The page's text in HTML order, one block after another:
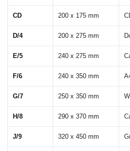
CD 200 x 175 mm
D/4 200 x 275 mm
E/5 240 x 275 mm
F/6 240 x 350 mm
G/7 250 x 350 mm
H/8 290 x 370 mm
J/9 320 x 450 mm